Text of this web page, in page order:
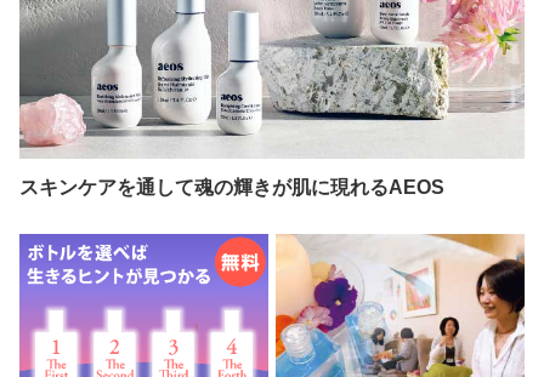
スキンケアを通して魂の輝きが肌に現れるAEOS